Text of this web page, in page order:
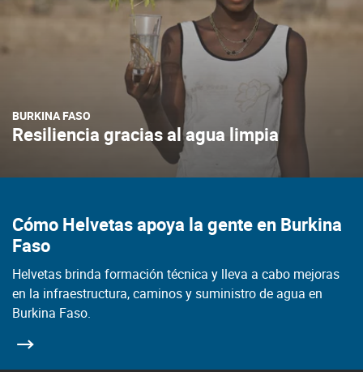
BURKINA FASO
Resiliencia gracias al agua limpia
Cómo Helvetas apoya la gente en Burkina
Faso
Helvetas brinda formación técnica y lleva a cabo mejoras
en la infraestructura, caminos y suministro de agua en
Burkina Faso.